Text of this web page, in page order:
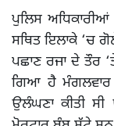
ਪੁਲਿਸ
ਸਥਿਤ ਇਲਾਕੇ ‘ਚ
ਪਛਾਣ ਰਜਾ ਦੇ ਤੌਰ
ਗਿਆ ਹੈ ਮੰਗਲਵਾਰ
ਉਲੰਘਣਾ ਕੀਤੀ